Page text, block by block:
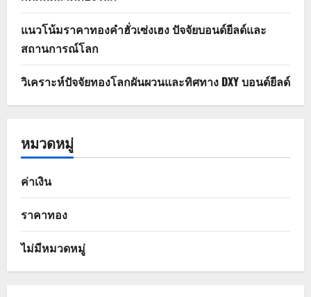
แนวโน้มราคาทองคำฮั่วเซ่งเฮง ปัจจัยบอนด์ยีลด์และ
สถานการณ์โลก
วิเคราะห์ปัจจัยทองโลกผันผวนและทิศทาง DXY บอนด์ยีลด์
หมวดหมู่
ค่าเงิน
ราคาทอง
ไม่มีหมวดหมู่